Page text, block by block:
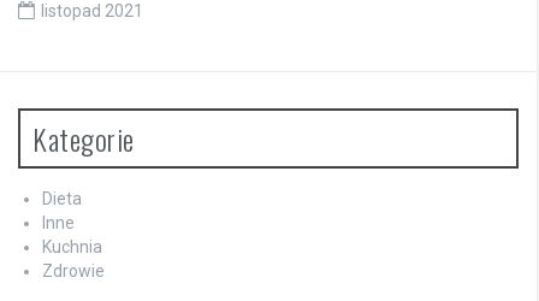
listopad 2021
Kategorie
Dieta
Inne
Kuchnia
Zdrowie